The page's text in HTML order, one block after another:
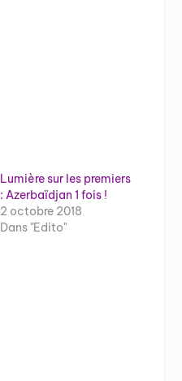
Lumière sur les premiers
: Azerbaïdjan 1 fois !
2 octobre 2018
Dans "Edito"